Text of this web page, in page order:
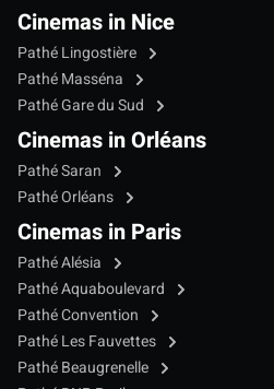
Cinemas in Nice
Pathé Lingostière
Pathé Masséna
Pathé Gare du Sud
Cinemas in Orléans
Pathé Saran
Pathé Orléans
Cinemas in Paris
Pathé Alésia
Pathé Aquaboulevard
Pathé Convention
Pathé Les Fauvettes
Pathé Beaugrenelle